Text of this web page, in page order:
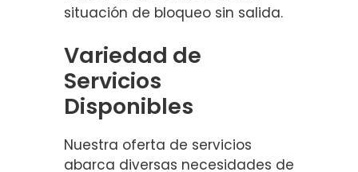
situación de bloqueo sin salida.
Variedad de
Servicios
Disponibles
Nuestra oferta de servicios
abarca diversas necesidades de